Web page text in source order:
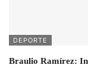
DEPORTE
Braulio Ramírez: